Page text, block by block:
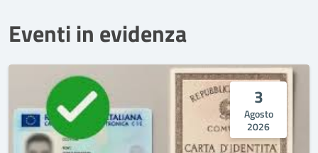
Eventi in evidenza
3
Agosto
2026